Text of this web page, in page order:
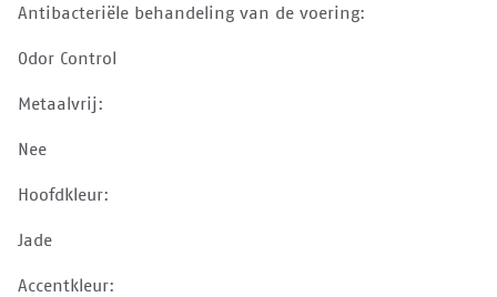
Antibacteriële behandeling van de voering:
Odor Control
Metaalvrij:
Nee
Hoofdkleur:
Jade
Accentkleur: